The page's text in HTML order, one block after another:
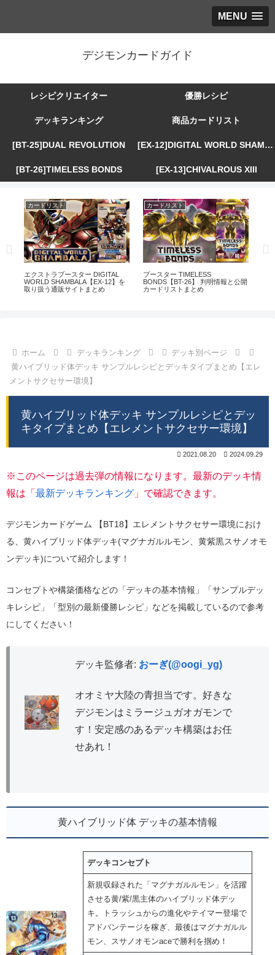
MENU
デジモンカードガイド
レシピクリエイター 優勝レシピ
デッキランキング 商品カードリスト
[BT-25]DUAL REVOLUTION [EX-12]DIGITAL WORLD SHAMBALA
[BT-26]TIMELESS BONDS [EX-13]CHIVALROUS XIII
カードリスト
エクストラブースター DIGITAL
WORLD SHAMBALA【EX-12】を
取り扱う通販サイトまとめ
カードリスト
ブースター TIMELESS
BONDS【BT-26】 判明情報と公開
カードリストまとめ
ホーム デッキランキング
デッキ別ページ
黄ハイブリッド体デッキ サンプルレシピとデッキタイプまとめ【エレ
メントサクセサー環境】
黄ハイブリッド体デッキ サンプルレシピとデッ
キタイプまとめ【エレメントサクセサー環境】
2021.08.20 2024.09.29
※このページは過去弾の情報になります。最新のデッキ情
報は「 最新デッキランキング 」で確認できます。
デジモンカードゲーム 【BT18】エレメントサクセサー環境におけ
る、黄ハイブリッド体デッキ(マグナガルルモン、黄紫黒スサノオモ
ンデッキ)について紹介します！
コンセプトや構築価格などの「デッキの基本情報」「サンプルデッ
キレシピ」「型別の最新優勝レシピ」などを掲載しているので参考
にしてください！
デッキ監修者: おーぎ(@oogi_yg)
オオミヤ大陸の青担当です。好きな
デジモンはミラージュガオガモンで
す！安定感のあるデッキ構築はお任
せあれ！
黄ハイブリッド体 デッキの基本情報
デッキコンセプト
新規収録された「マグナガルルモン」を活躍
させる黄/紫/黒主体のハイブリッド体デッ
キ。トラッシュからの進化やテイマー登場で
アドバンテージを稼ぎ、最後はマグナガルル
モン、スサノオモンaceで勝利を掴め！